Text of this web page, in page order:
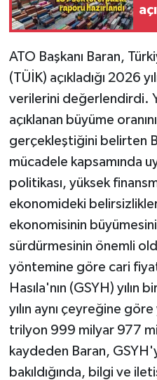
ATO Başkanı Baran,
(TÜİK) açıkladığı 2026
verilerini değerlendirdi.
açıklanan büyüme
gerçekleştiğini belirten
mücadele kapsamında
politikası, yüksek
ekonomideki
ekonomisinin
sürdürmesinin önemli
yöntemine göre cari
Hasıla'nın (GSYH)
yılın aynı çeyreğine
trilyon 999 milyar 977
kaydeden Baran,
bakıldığında, bilgi ve